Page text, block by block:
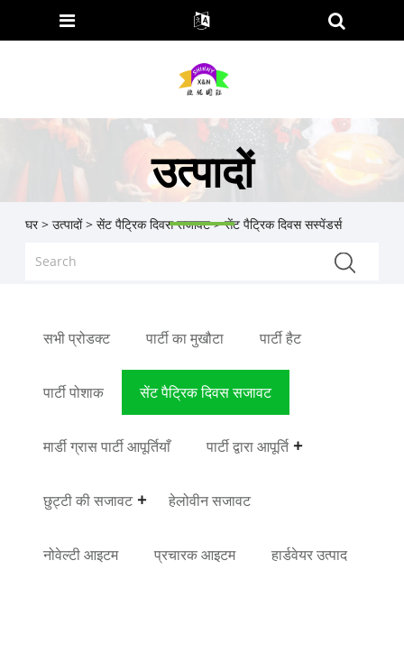
उत्पादों
घर > उत्पादों> सेंट पैट्रिक दिवस सजावट> सेंट पैट्रिक दिवस सस्पेंडर्स
सभी प्रोडक्ट पार्टी का मुखौटा पार्टी हैट
पार्टी पोशाक सेंट पैट्रिक दिवस सजावट
मार्डी ग्रास पार्टी आपूर्तियाँ पार्टी द्वारा आपूर्ति
छुट्टी की सजावट हेलोवीन सजावट
नोवेल्टी आइटम प्रचारक आइटम हार्डवेयर उत्पाद